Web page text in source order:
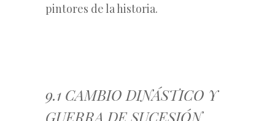
pintores de la historia.
9.1 CAMBIO DINÁSTICO Y
GUERRA DE SUCESIÓN